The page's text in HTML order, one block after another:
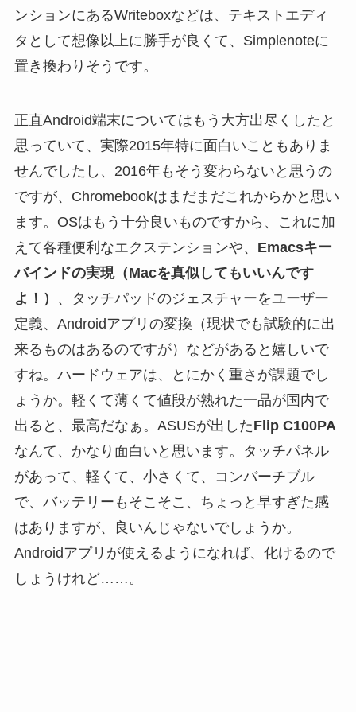
ンションにあるWriteboxなどは、テキストエディ
タとして想像以上に勝手が良くて、Simplenoteに
置き換わりそうです。
正直Android端末についてはもう大方出尽くしたと
思っていて、実際2015年特に面白いこともありま
せんでしたし、2016年もそう変わらないと思うの
ですが、Chromebookはまだまだこれからかと思い
ます。OSはもう十分良いものですから、これに加
えて各種便利なエクステンションや、 Emacsキー
バインドの実現（Macを真似してもいいんです
よ！）
、タッチパッドのジェスチャーをユーザー
定義、Androidアプリの変換（現状でも試験的に出
来るものはあるのですが）などがあると嬉しいで
すね。ハードウェアは、とにかく重さが課題でし
ょうか。軽くて薄くて値段が熟れた一品が国内で
出ると、最高だなぁ。ASUSが出したFlip C100PA
なんて、かなり面白いと思います。タッチパネル
があって、軽くて、小さくて、コンバーチブル
で、バッテリーもそこそこ、ちょっと早すぎた感
はありますが、良いんじゃないでしょうか。
Androidアプリが使えるようになれば、化けるので
しょうけれど……。